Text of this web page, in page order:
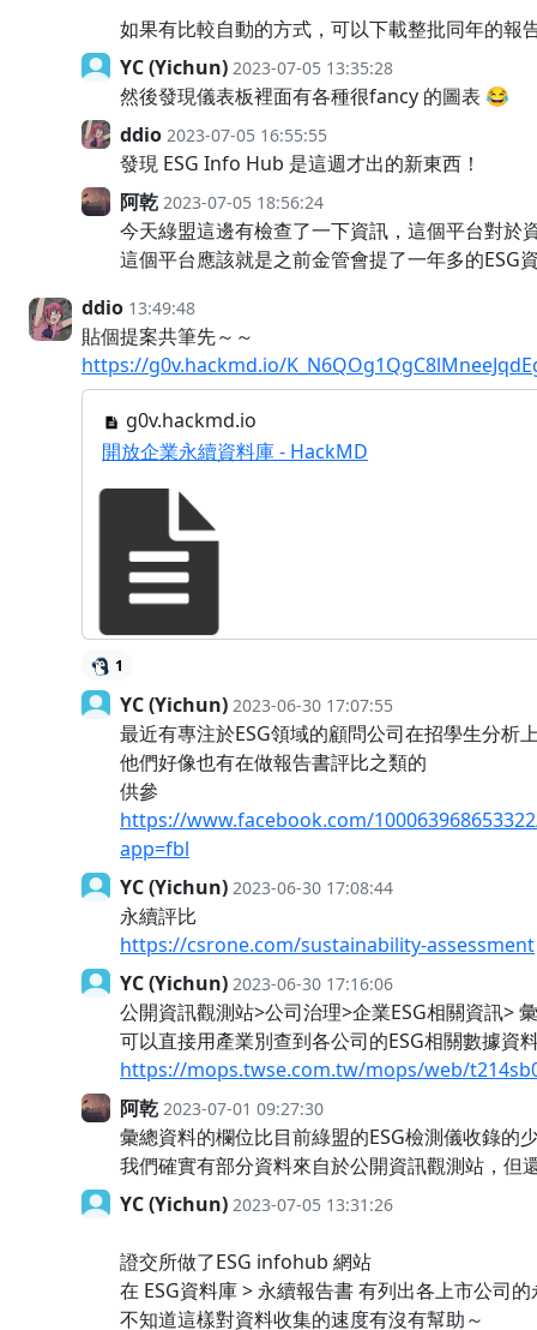
如果有比較自動的方式，可以下載整批同年的報
YC (Yichun) 2023-07-05 13:35:28
然後發現儀表板裡面有各種很fancy 的圖表 😂
ddio 2023-07-05 16:55:55
發現 ESG Info Hub 是這週才出的新東西！
阿乾 2023-07-05 18:56:24
今天綠盟這邊有檢查了一下資訊，這個平台對
這個平台應該就是之前金管會提了一年多的ESG
ddio 13:49:48
貼個提案共筆先～～
https://g0v.hackmd.io/
g0v.hackmd.io
開放企業永續資料庫 - HackMD
1
YC (Yichun) 2023-06-30 17:07:55
最近有專注於ESG領域的顧問公司在招學生分析
他們好像也有在做報告書評比之類的
供參
https://www.facebook.com/
app=fbl
YC (Yichun) 2023-06-30 17:08:44
永續評比
https://csrone.com/sustainability-assessment
YC (Yichun) 2023-06-30 17:16:06
公開資訊觀測站>公司治理>企業ESG相關資訊>
可以直接用產業別查到各公司的ESG相關數據資
https://mops.twse.com.tw/mops/web/
阿乾 2023-07-01 09:27:30
彙總資料的欄位比目前綠盟的ESG檢測儀收錄的
我們確實有部分資料來自於公開資訊觀測站，但
YC (Yichun) 2023-07-05 13:31:26
證交所做了ESG infohub 網站
在 ESG資料庫 > 永續報告書 有列出各上市公司
不知道這樣對資料收集的速度有沒有幫助～